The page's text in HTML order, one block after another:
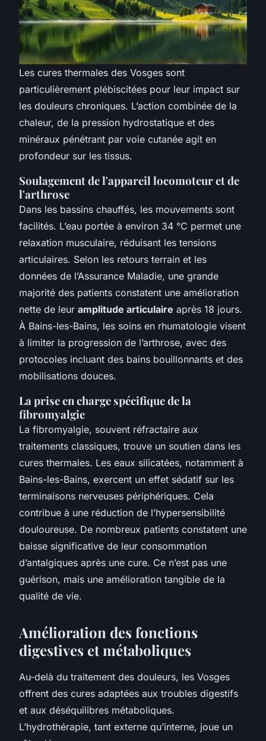
Les cures thermales des Vosges sont
particulièrement plébiscitées pour leur impact sur
les douleurs chroniques. L’action combinée de la
chaleur, de la pression hydrostatique et des
minéraux pénétrant par voie cutanée agit en
profondeur sur les tissus.
Soulagement de l'appareil locomoteur et de
l'arthrose
Dans les bassins chauffés, les mouvements sont
facilités. L’eau portée à environ 34 °C permet une
relaxation musculaire, réduisant les tensions
articulaires. Selon les retours terrain et les
données de l’Assurance Maladie, une grande
majorité des patients constatent une amélioration
nette de leur amplitude articulaire après 18 jours.
À Bains-les-Bains, les soins en rhumatologie visent
à limiter la progression de l’arthrose, avec des
protocoles incluant des bains bouillonnants et des
mobilisations douces.
La prise en charge spécifique de la
fibromyalgie
La fibromyalgie, souvent réfractaire aux
traitements classiques, trouve un soutien dans les
cures thermales. Les eaux silicatées, notamment à
Bains-les-Bains, exercent un effet sédatif sur les
terminaisons nerveuses périphériques. Cela
contribue à une réduction de l’hypersensibilité
douloureuse. De nombreux patients constatent une
baisse significative de leur consommation
d’antalgiques après une cure. Ce n’est pas une
guérison, mais une amélioration tangible de la
qualité de vie.
Amélioration des fonctions
digestives et métaboliques
Au-delà du traitement des douleurs, les Vosges
offrent des cures adaptées aux troubles digestifs
et aux déséquilibres métaboliques.
L’hydrothérapie, tant externe qu’interne, joue un